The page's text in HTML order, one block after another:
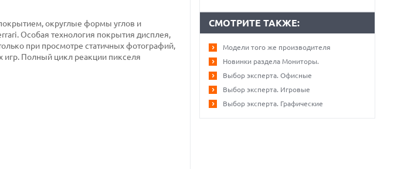
округлые формы углов и
Особая технология покрытия дисплея,
при просмотре статичных фотографий,
Полный цикл реакции пикселя
СМОТРИТЕ ТАКЖЕ:
Модели того же производителя
Новинки раздела Мониторы.
Выбор эксперта. Офисные
Выбор эксперта. Игровые
Выбор эксперта. Графические